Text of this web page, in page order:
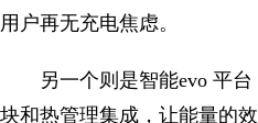
用户再无充电焦虑。
另一个则是智能evo 平
块和热管理集成，让能量的